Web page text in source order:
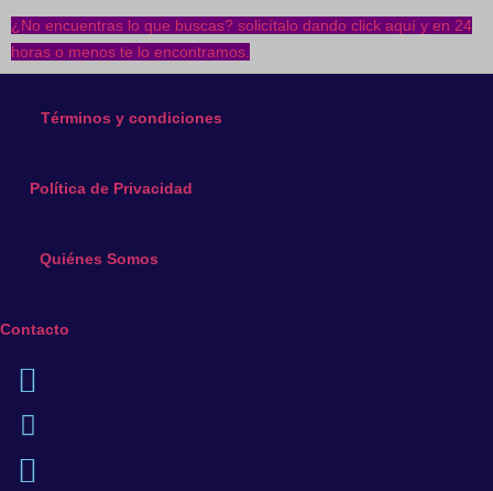
¿No encuentras lo que buscas? solicítalo dando click aquí y en 24
horas o menos te lo encontramos.
Términos y condiciones
Política de Privacidad
Quiénes Somos
Contacto